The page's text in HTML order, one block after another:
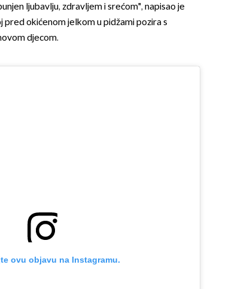
ljubavlju, zdravljem i srećom", napisao je
okićenom jelkom u pidžami pozira s
djecom.
ovu objavu na Instagramu.
OMOGUĆI OBAVIJESTI